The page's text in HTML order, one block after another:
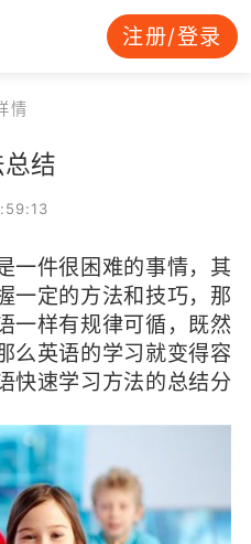
注册/登录
情
结
一件很困难的事情，其
一定的方法和技巧，那
一样有规律可循，既然
么英语的学习就变得容
快速学习方法的总结分